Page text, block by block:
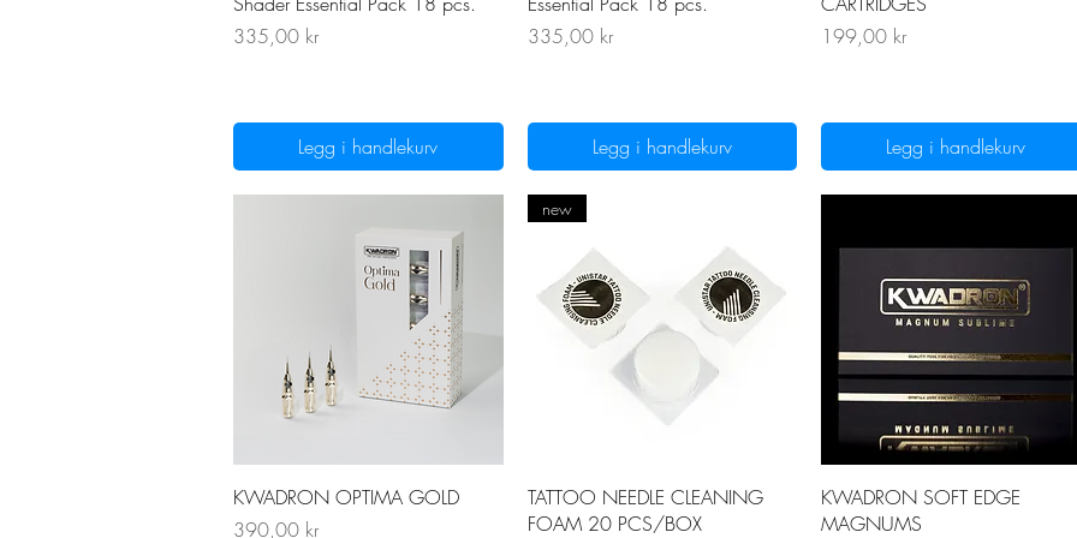
Pris
335,00 kr
Legg i handlekurv
Pris
335,00 kr
Legg i handlekurv
Pris
199,00 kr
Legg i handlekurv
Hurtigvisning
KWADRON OPTIMA GOLD
Pris
390,00 kr
Hurtigvisning
new
TATTOO NEEDLE CLEANING
FOAM 20 PCS/BOX
Hurtigvisning
KWADRON SOFT EDGE
MAGNUMS